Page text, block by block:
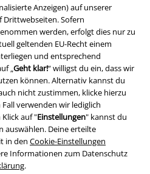
Anzeigen) auf unserer
Drittwebseiten. Sofern
werden, erfolgt dies nur zu
geltenden EU-Recht einem
und entsprechend
„Geht klar!“ willigst du ein, dass wir
können. Alternativ kannst du
nicht zustimmen, klicke hierzu
Fall verwenden wir lediglich
auf "Einstellungen" kannst du
auswählen. Deine erteilte
in den Cookie-Einstellungen
Informationen zum Datenschutz
.